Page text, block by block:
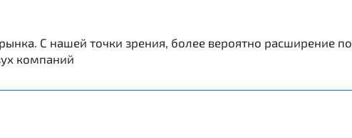
С нашей точки зрения, более вероятно расширение
компаний